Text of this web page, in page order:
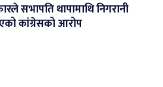
सभापति थापामाथि निगरानी
कांग्रेसको आरोप